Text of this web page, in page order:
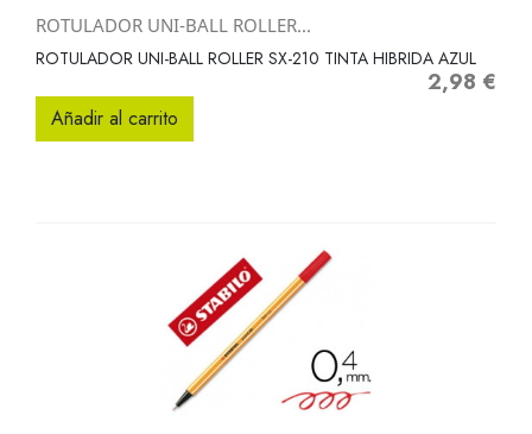
ROTULADOR UNI-BALL ROLLER...
ROTULADOR UNI-BALL ROLLER SX-210 TINTA HIBRIDA AZUL
Precio
2,98 €
Añadir al carrito